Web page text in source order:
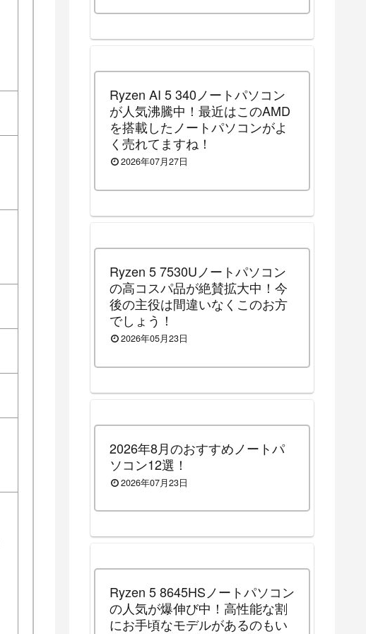
中）
Ryzen AI 5 340ノートパソコン
が人気沸騰中！最近はこのAMD
を搭載したノートパソコンがよ
く売れてますね！
2026年07月27日
Ryzen 5 7530Uノートパソコン
の高コスパ品が絶賛拡大中！今
後の主役は間違いなくこのお方
でしょう！
2026年05月23日
2026年8月のおすすめノートパ
ソコン12選！
2026年07月23日
Ryzen 5 8645HSノートパソコン
の人気が爆伸び中！高性能な割
にお手頃なモデルがあるのもい